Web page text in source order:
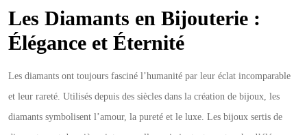
Les Diamants en Bijouterie :
Élégance et Éternité
Les diamants ont toujours fasciné l’humanité par leur éclat incomparable
et leur rareté. Utilisés depuis des siècles dans la création de bijoux, les
diamants symbolisent l’amour, la pureté et le luxe. Les bijoux sertis de